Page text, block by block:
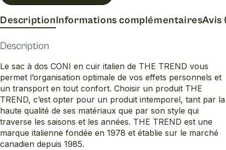
DescriptionInformations complémentairesAvis
Description
Le sac à dos CONI en cuir italien de THE TREND vous
permet l’organisation optimale de vos effets personnels et
un transport en tout confort. Choisir un produit THE
TREND, c’est opter pour un produit intemporel, tant par la
haute qualité de ses matériaux que par son style qui
traverse les saisons et les années. THE TREND est une
marque italienne fondée en 1978 et établie sur le marché
canadien depuis 1985.